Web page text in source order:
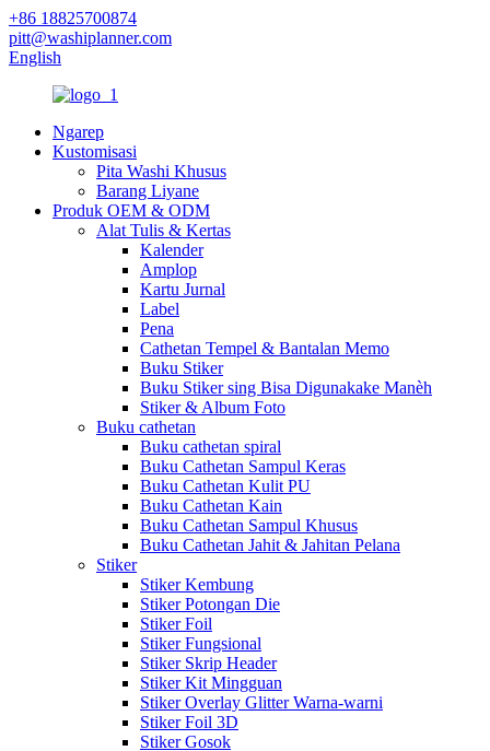
+86 18825700874
pitt@washiplanner.com
English
Ngarep
Kustomisasi
Pita Washi Khusus
Barang Liyane
Produk OEM & ODM
Alat Tulis & Kertas
Kalender
Amplop
Kartu Jurnal
Label
Pena
Cathetan Tempel & Bantalan Memo
Buku Stiker
Buku Stiker sing Bisa Digunakake Manèh
Stiker & Album Foto
Buku cathetan
Buku cathetan spiral
Buku Cathetan Sampul Keras
Buku Cathetan Kulit PU
Buku Cathetan Kain
Buku Cathetan Sampul Khusus
Buku Cathetan Jahit & Jahitan Pelana
Stiker
Stiker Kembung
Stiker Potongan Die
Stiker Foil
Stiker Fungsional
Stiker Skrip Header
Stiker Kit Mingguan
Stiker Overlay Glitter Warna-warni
Stiker Foil 3D
Stiker Gosok